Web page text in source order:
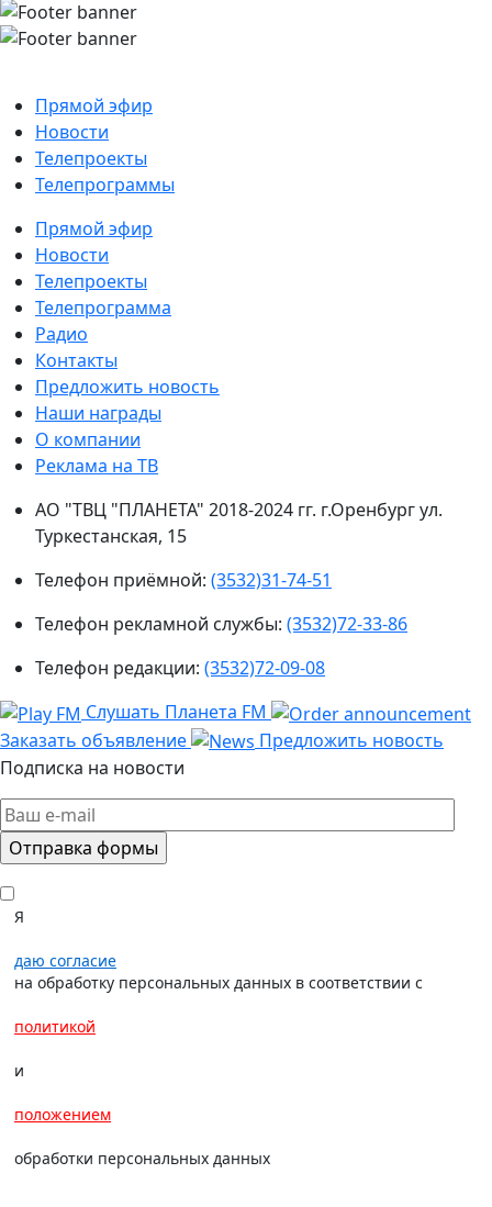
Прямой эфир
Новости
Телепроекты
Телепрограммы
Прямой эфир
Новости
Телепроекты
Телепрограмма
Радио
Контакты
Предложить новость
Наши награды
О компании
Реклама на ТВ
АО "ТВЦ "ПЛАНЕТА" 2018-2024 гг. г.Оренбург ул.
Туркестанская, 15
Телефон приёмной: (3532)31-74-51
Телефон рекламной службы: (3532)72-33-86
Телефон редакции: (3532)72-09-08
Слушать Планета FM
Заказать объявление
Предложить новость
Подписка на новости
Я
даю согласие
на обработку персональных данных в соответствии с
политикой
и
положением
обработки персональных данных